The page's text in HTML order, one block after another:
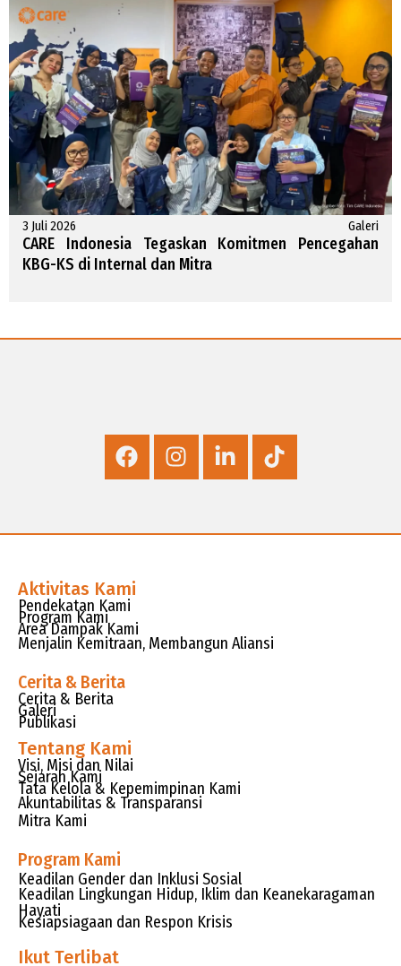
3 Juli 2026 Galeri
CARE Indonesia Tegaskan Komitmen Pencegahan
KBG-KS di Internal dan Mitra
Aktivitas Kami
Pendekatan Kami
Program Kami
Area Dampak Kami
Menjalin Kemitraan, Membangun Aliansi
Cerita & Berita
Cerita & Berita
Galeri
Publikasi
Tentang Kami
Visi, Misi dan Nilai
Sejarah Kami
Tata Kelola & Kepemimpinan Kami
Akuntabilitas & Transparansi
Mitra Kami
Program Kami
Keadilan Gender dan Inklusi Sosial
Keadilan Lingkungan Hidup, Iklim dan Keanekaragaman
Hayati
Kesiapsiagaan dan Respon Krisis
Ikut Terlibat